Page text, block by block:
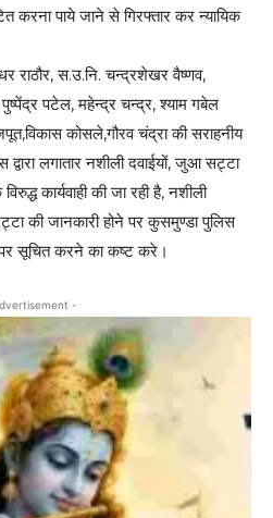
करना पाये जाने से गिरफ्तार कर न्यायिक
राठौर, स.उ.नि. चन्द्रशेखर वैष्णव,
पटेल, महेन्द्र चन्द्र, श्याम गबेल
कोसले,गौरव चंद्रा की सराहनीय
लगातार नशीली दवाईयों, जुआ सट्टा
कार्यवाही की जा रही है, नशीली
की जानकारी होने पर कुसमुण्डा पुलिस
सूचित करने का कष्ट करे।
-